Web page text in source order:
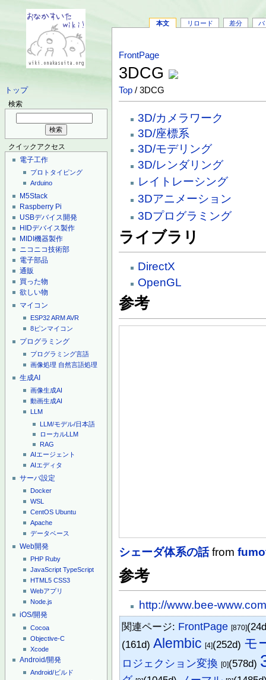
トップ
検索
クイックアクセス
電子工作
プロトタイピング
Arduino
M5Stack
Raspberry Pi
USBデバイス開発
HIDデバイス製作
MIDI機器製作
ニコニコ技術部
電子部品
通販
買った物
欲しい物
マイコン
ESP32ARMAVR
8ピンマイコン
プログラミング
プログラミング言語
画像処理 自然言語処理
生成AI
画像生成AI
動画生成AI
LLM
LLM/モデル/日本語
ローカルLLM
RAG
AIエージェント
AIエディタ
サーバ設定
Docker
WSL
CentOS Ubuntu
Apache
データベース
Web開発
PHP Ruby
JavaScript TypeScript
HTML5 CSS3
Webアプリ
Node.js
iOS/開発
Cocoa
Objective-C
Xcode
Android/開発
Android/ビルド
本文 リロード 差分 バ
FrontPage
3DCG
Top / 3DCG
3D/カメラワーク
3D/座標系
3D/モデリング
3D/レンダリング
レイトレーシング
3Dアニメーション
3Dプログラミング
ライブラリ
DirectX
OpenGL
参考
シェーダ体系の話 from
参考
http://www.bee-
関連ページ: FrontPage [870]
(161d)Alembic [4](252d) モ
ロジェクション変換 [0](578d)